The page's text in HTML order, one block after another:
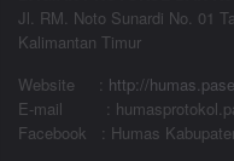
Jl. RM. Noto Sunardi No. 01
Kalimantan Timur
Website
: http://
E-mail :
Facebook : Humas